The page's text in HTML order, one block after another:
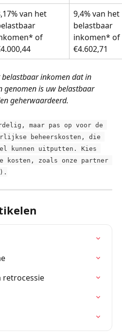
van het
of
9,4% van het
belastbaar
inkomen* of
€4.602,71
inkomen dat in
genomen is uw belastbaar
geherwaardeerd.
maar pas op voor de
beheerskosten, die
kunnen uitputten. Kies
kosten, zoals onze partner
).
retrocessie